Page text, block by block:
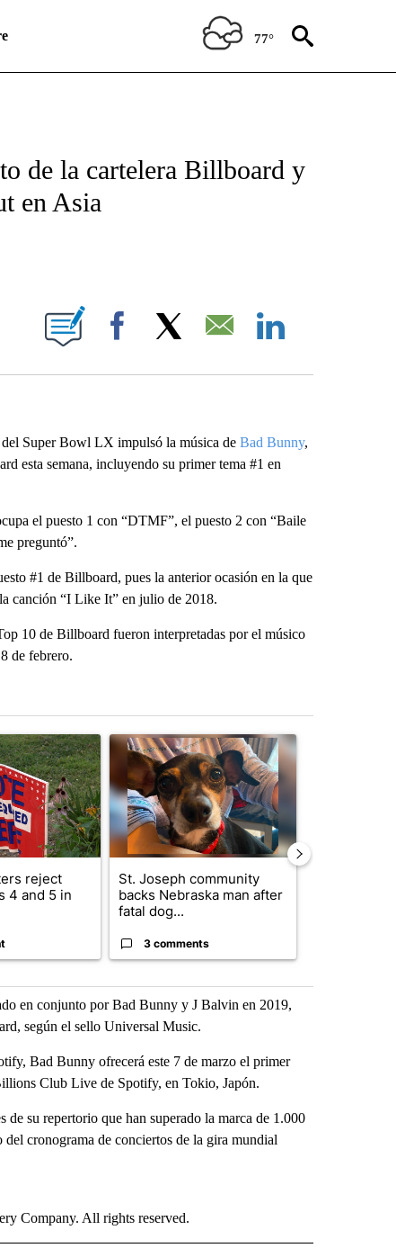
77°
ABOUT NEW PAGES ON "CNN SPANISH".
de la cartelera Billboard y
en Asia
ABOUT NEW PAGES ON "CNN NEWSOURCE".
Facebook Email
Super Bowl LX impulsó la música de Bad Bunny,
esta semana, incluyendo su primer tema #1 en
el puesto 1 con “DTMF”, el puesto 2 con “Baile
preguntó”.
#1 de Billboard, pues la anterior ocasión en la que
canción “I Like It” en julio de 2018.
10 de Billboard fueron interpretadas por el músico
de febrero.
days.
titled "Missouri voters reject amendments 4 and 5 in statewide
reject
4 and 5 in
A trending article titled "St. Joseph community
St. Joseph community
backs Nebraska man after
fatal dog...
3 comments
en conjunto por Bad Bunny y J Balvin en 2019,
según el sello Universal Music.
Bad Bunny ofrecerá este 7 de marzo el primer
Club Live de Spotify, en Tokio, Japón.
su repertorio que han superado la marca de 1.000
cronograma de conciertos de la gira mundial
Company. All rights reserved.